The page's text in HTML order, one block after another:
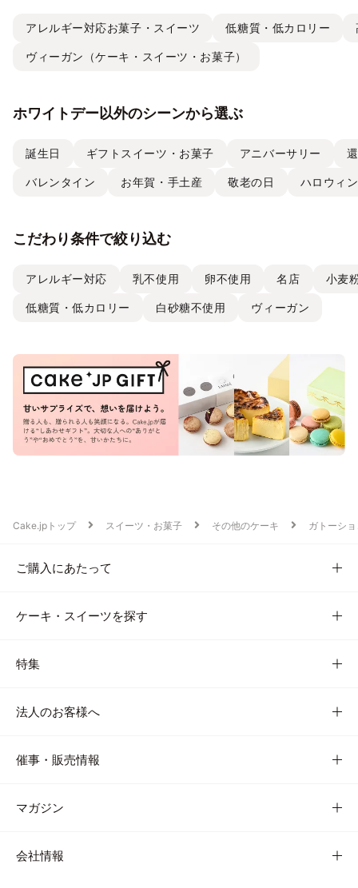
アレルギー対応お菓子・スイーツ 低糖質・低カロリー
ヴィーガン（ケーキ・スイーツ・お菓子）
ホワイトデー以外のシーンから選ぶ
誕生日 ギフトスイーツ・お菓子 アニバーサリー
バレンタイン お年賀・手土産 敬老の日 ハロウィン
こだわり条件で絞り込む
アレルギー対応 乳不使用 卵不使用 名店 小麦
低糖質・低カロリー 白砂糖不使用 ヴィーガン
Cake.jpトップ スイーツ・お菓子 その他のケーキ ガトーシ
ご購入にあたって
ケーキ・スイーツを探す
特集
法人のお客様へ
催事・販売情報
マガジン
会社情報